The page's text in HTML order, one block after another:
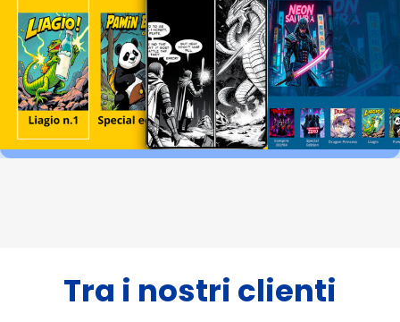
Tra i nostri clienti